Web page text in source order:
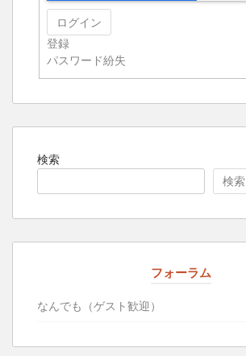
ログイン
登録
パスワード紛失
検索
検索
フォーラム
なんでも（ゲスト歓迎）